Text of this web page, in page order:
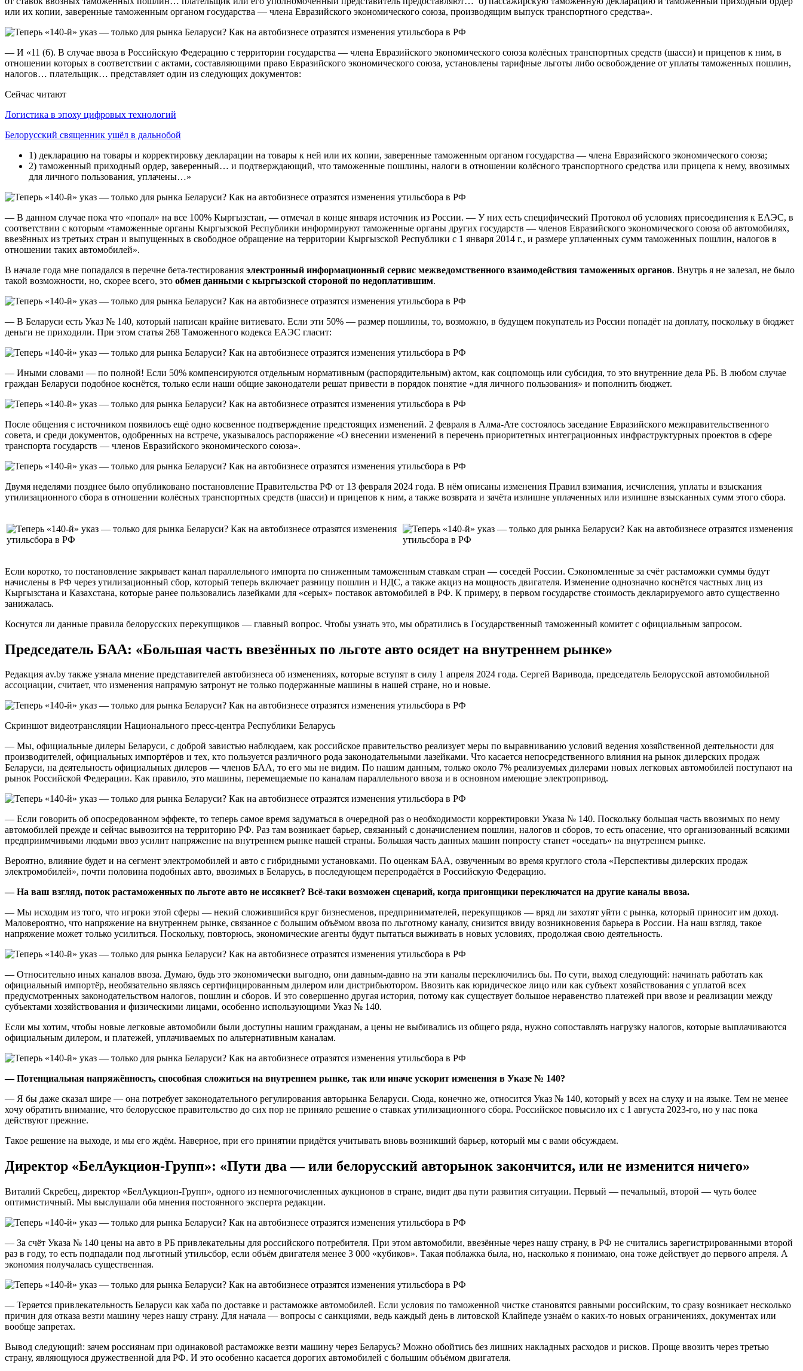
или их копии, заверенные таможенным органом государства — члена Евразийского экономического союза, производящим выпуск транспортного средства».
— И «11 (6). В случае ввоза в Российскую Федерацию с территории государства — члена Евразийского экономического союза колёсных транспортных средств (шасси) и прицепов к ним, в
отношении которых в соответствии с актами, составляющими право Евразийского экономического союза, установлены тарифные льготы либо освобождение от уплаты таможенных пошлин,
налогов… плательщик… представляет один из следующих документов:
Сейчас читают
Логистика в эпоху цифровых технологий
Белорусский священник ушёл в дальнобой
1) декларацию на товары и корректировку декларации на товары к ней или их копии, заверенные таможенным органом государства — члена Евразийского экономического союза;
2) таможенный приходный ордер, заверенный… и подтверждающий, что таможенные пошлины, налоги в отношении колёсного транспортного средства или прицепа к нему, ввозимых
для личного пользования, уплачены…»
— В данном случае пока что «попал» на все 100% Кыргызстан, — отмечал в конце января источник из России. — У них есть специфический Протокол об условиях присоединения к ЕАЭС, в
соответствии с которым «таможенные органы Кыргызской Республики информируют таможенные органы других государств — членов Евразийского экономического союза об автомобилях,
ввезённых из третьих стран и выпущенных в свободное обращение на территории Кыргызской Республики с 1 января 2014 г., и размере уплаченных сумм таможенных пошлин, налогов в
отношении таких автомобилей».
В начале года мне попадался в перечне бета-тестирования электронный информационный сервис межведомственного взаимодействия таможенных органов. Внутрь я не залезал, не было
такой возможности, но, скорее всего, это обмен данными с кыргызской стороной по недоплатившим.
— В Беларуси есть Указ № 140, который написан крайне витиевато. Если эти 50% — размер пошлины, то, возможно, в будущем покупатель из России попадёт на доплату, поскольку в бюджет
деньги не приходили. При этом статья 268 Таможенного кодекса ЕАЭС гласит:
— Иными словами — по полной! Если 50% компенсируются отдельным нормативным (распорядительным) актом, как соцпомощь или субсидия, то это внутренние дела РБ. В любом случае
граждан Беларуси подобное коснётся, только если наши общие законодатели решат привести в порядок понятие «для личного пользования» и пополнить бюджет.
После общения с источником появилось ещё одно косвенное подтверждение предстоящих изменений. 2 февраля в Алма-Ате состоялось заседание Евразийского межправительственного
совета, и среди документов, одобренных на встрече, указывалось распоряжение «О внесении изменений в перечень приоритетных интеграционных инфраструктурных проектов в сфере
транспорта государств — членов Евразийского экономического союза».
Двумя неделями позднее было опубликовано постановление Правительства РФ от 13 февраля 2024 года. В нём описаны изменения Правил взимания, исчисления, уплаты и взыскания
утилизационного сбора в отношении колёсных транспортных средств (шасси) и прицепов к ним, а также возврата и зачёта излишне уплаченных или излишне взысканных сумм этого сбора.
Если коротко, то постановление закрывает канал параллельного импорта по сниженным таможенным ставкам стран — соседей России. Сэкономленные за счёт растаможки суммы будут
начислены в РФ через утилизационный сбор, который теперь включает разницу пошлин и НДС, а также акциз на мощность двигателя. Изменение однозначно коснётся частных лиц из
Кыргызстана и Казахстана, которые ранее пользовались лазейками для «серых» поставок автомобилей в РФ. К примеру, в первом государстве стоимость декларируемого авто существенно
занижалась.
Коснутся ли данные правила белорусских перекупщиков — главный вопрос. Чтобы узнать это, мы обратились в Государственный таможенный комитет с официальным запросом.
Председатель БАА: «Большая часть ввезённых по льготе авто осядет на внутреннем рынке»
Редакция av.by также узнала мнение представителей автобизнеса об изменениях, которые вступят в силу 1 апреля 2024 года. Сергей Варивода, председатель Белорусской автомобильной
ассоциации, считает, что изменения напрямую затронут не только подержанные машины в нашей стране, но и новые.
Скриншот видеотрансляции Национального пресс-центра Республики Беларусь
— Мы, официальные дилеры Беларуси, с доброй завистью наблюдаем, как российское правительство реализует меры по выравниванию условий ведения хозяйственной деятельности для
производителей, официальных импортёров и тех, кто пользуется различного рода законодательными лазейками. Что касается непосредственного влияния на рынок дилерских продаж
Беларуси, на деятельность официальных дилеров — членов БАА, то его мы не видим. По нашим данным, только около 7% реализуемых дилерами новых легковых автомобилей поступают на
рынок Российской Федерации. Как правило, это машины, перемещаемые по каналам параллельного ввоза и в основном имеющие электропривод.
— Если говорить об опосредованном эффекте, то теперь самое время задуматься в очередной раз о необходимости корректировки Указа № 140. Поскольку большая часть ввозимых по нему
автомобилей прежде и сейчас вывозится на территорию РФ. Раз там возникает барьер, связанный с доначислением пошлин, налогов и сборов, то есть опасение, что организованный всякими
предприимчивыми людьми ввоз усилит напряжение на внутреннем рынке нашей страны. Большая часть данных машин попросту станет «оседать» на внутреннем рынке.
Вероятно, влияние будет и на сегмент электромобилей и авто с гибридными установками. По оценкам БАА, озвученным во время круглого стола «Перспективы дилерских продаж
электромобилей», почти половина подобных авто, ввозимых в Беларусь, в последующем перепродаётся в Российскую Федерацию.
— На ваш взгляд, поток растаможенных по льготе авто не иссякнет? Всё-таки возможен сценарий, когда пригонщики переключатся на другие каналы ввоза.
— Мы исходим из того, что игроки этой сферы — некий сложившийся круг бизнесменов, предпринимателей, перекупщиков — вряд ли захотят уйти с рынка, который приносит им доход.
Маловероятно, что напряжение на внутреннем рынке, связанное с большим объёмом ввоза по льготному каналу, снизится ввиду возникновения барьера в России. На наш взгляд, такое
напряжение может только усилиться. Поскольку, повторюсь, экономические агенты будут пытаться выживать в новых условиях, продолжая свою деятельность.
— Относительно иных каналов ввоза. Думаю, будь это экономически выгодно, они давным-давно на эти каналы переключились бы. По сути, выход следующий: начинать работать как
официальный импортёр, необязательно являясь сертифицированным дилером или дистрибьютором. Ввозить как юридическое лицо или как субъект хозяйствования с уплатой всех
предусмотренных законодательством налогов, пошлин и сборов. И это совершенно другая история, потому как существует большое неравенство платежей при ввозе и реализации между
субъектами хозяйствования и физическими лицами, особенно использующими Указ № 140.
Если мы хотим, чтобы новые легковые автомобили были доступны нашим гражданам, а цены не выбивались из общего ряда, нужно сопоставлять нагрузку налогов, которые выплачиваются
официальным дилером, и платежей, уплачиваемых по альтернативным каналам.
— Потенциальная напряжённость, способная сложиться на внутреннем рынке, так или иначе ускорит изменения в Указе № 140?
— Я бы даже сказал шире — она потребует законодательного регулирования авторынка Беларуси. Сюда, конечно же, относится Указ № 140, который у всех на слуху и на языке. Тем не менее
хочу обратить внимание, что белорусское правительство до сих пор не приняло решение о ставках утилизационного сбора. Российское повысило их с 1 августа 2023-го, но у нас пока
действуют прежние.
Такое решение на выходе, и мы его ждём. Наверное, при его принятии придётся учитывать вновь возникший барьер, который мы с вами обсуждаем.
Директор «БелАукцион-Групп»: «Пути два — или белорусский авторынок закончится, или не изменится ничего»
Виталий Скребец, директор «БелАукцион-Групп», одного из немногочисленных аукционов в стране, видит два пути развития ситуации. Первый — печальный, второй — чуть более
оптимистичный. Мы выслушали оба мнения постоянного эксперта редакции.
— За счёт Указа № 140 цены на авто в РБ привлекательны для российского потребителя. При этом автомобили, ввезённые через нашу страну, в РФ не считались зарегистрированными второй
раз в году, то есть подпадали под льготный утильсбор, если объём двигателя менее 3 000 «кубиков». Такая поблажка была, но, насколько я понимаю, она тоже действует до первого апреля. А
экономия получалась существенная.
— Теряется привлекательность Беларуси как хаба по доставке и растаможке автомобилей. Если условия по таможенной чистке становятся равными российским, то сразу возникает несколько
причин для отказа везти машину через нашу страну. Для начала — вопросы с санкциями, ведь каждый день в литовской Клайпеде узнаём о каких-то новых ограничениях, документах или
вообще запретах.
Вывод следующий: зачем россиянам при одинаковой растаможке везти машину через Беларусь? Можно обойтись без лишних накладных расходов и рисков. Проще ввозить через третью
страну, являющуюся дружественной для РФ. И это особенно касается дорогих автомобилей с большим объёмом двигателя.